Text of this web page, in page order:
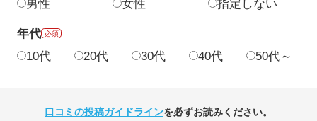
男性 女性 指定しない
年代 必須
10代 20代 30代 40代 50代～
口コミの投稿ガイドラインを必ずお読みください。